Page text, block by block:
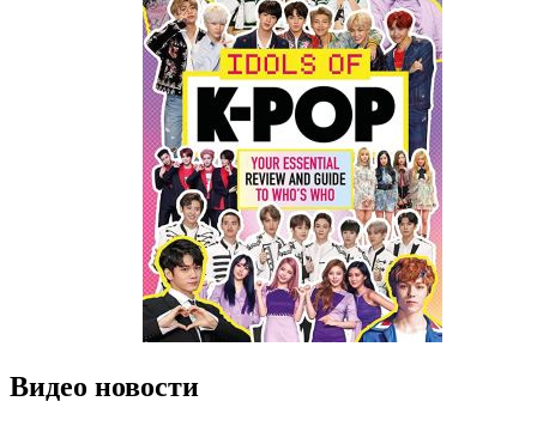
Видео новости